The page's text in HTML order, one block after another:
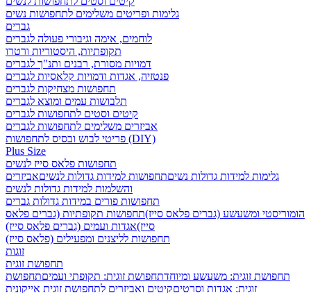
גלימות ופריטים משלימים לתחפושות נשים
גברים
לוחמים, אימה וגיבורי פעולה לגברים
תקופתיות, היסטוריות ורטרו
דמויות מסורת, רבנים ותנ"ך לגברים
פנטזיה, אגדות ודמויות קלאסיות לגברים
תחפושות מצחיקות לגברים
תלבושות עמים ומוצא לגברים
קיטים וסטים לתחפושות לגברים
אביזרים משלימים לתחפושות לגברים
פריטי לבוש ובסיס לתחפושות (DIY)
Plus Size
תחפושות פלאס סייז לנשים
גלימות למידות גדולות נשיםתחפושות למידות גדולות לנשיםאביזרים
והשלמות למידות גדולות לנשים
תחפושות פורים במידות גדולות גברים
הומוריסטי ומשעשע (גברים פלאס סייז)תחפושות תקופתיות (גברים פלאס
סייז)אגדות ועמים (גברים פלאס סייז)
תחפושות לליצנים ומפעילים (פלאס סייז)
זוגות
תחפושת זוגית
תחפושת זוגית: משעשע ומיוחדתחפושת זוגית: תקופתי ועמיםתחפושת
זוגית: אגדות וסרטיםקיטים ואביזרים לתחפושת זוגית אייקונית